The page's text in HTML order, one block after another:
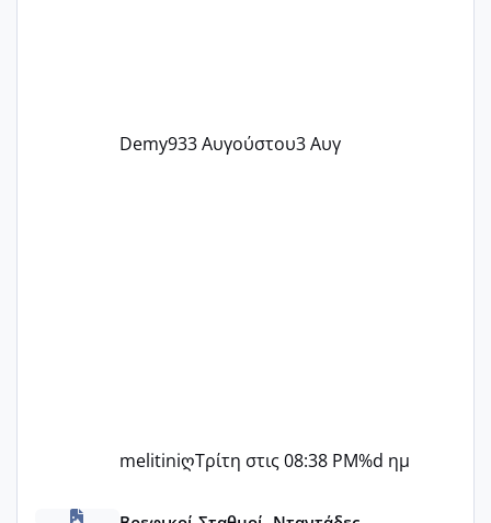
Demy933 Αυγούστου3 Αυγ
melitiniღΤρίτη στις 08:38 PM%d ημ
ΠΑΙΔΙΚΟΙ ΣΤΑΘΜΟΙ ΜΕ ΕΣΠΑ